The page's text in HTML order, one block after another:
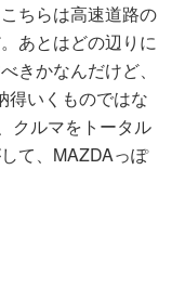
ちらは高速道路の
あとはどの辺りに
きかなんだけど、
得いくものではな
クルマをトータル
て、MAZDAっぽ